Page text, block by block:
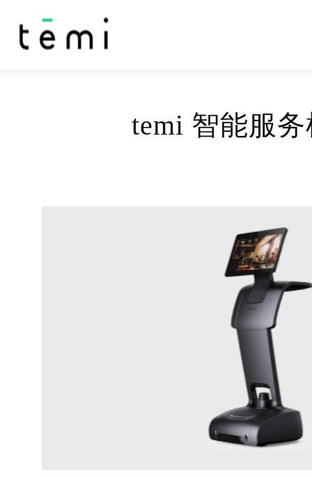
temi 智能服